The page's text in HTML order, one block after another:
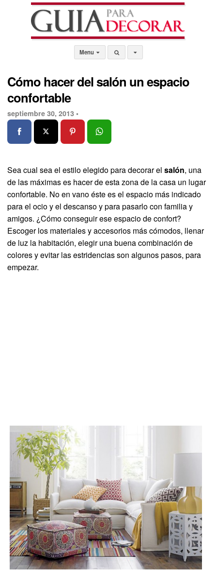
Menu
Cómo hacer del salón un espacio
confortable
septiembre 30, 2013 •
Sea cual sea el estilo elegido para decorar el salón, una
de las máximas es hacer de esta zona de la casa un lugar
confortable. No en vano éste es el espacio más indicado
para el ocio y el descanso y para pasarlo con familia y
amigos. ¿Cómo conseguir ese espacio de confort?
Escoger los materiales y accesorios más cómodos, llenar
de luz la habitación, elegir una buena combinación de
colores y evitar las estridencias son algunos pasos, para
empezar.